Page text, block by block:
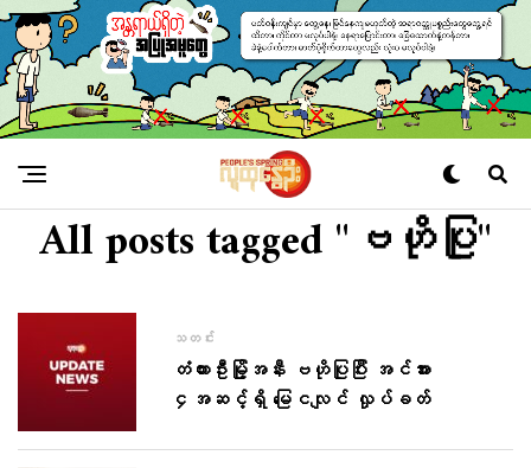
All posts tagged "ဗဟိုပြု"
သတင်း
တံတားဦးမြို့အနီး ဗဟိုပြုပြီး အင်အား
၄အဆင့်ရှိ မြေငလျင် လှုပ်ခတ်